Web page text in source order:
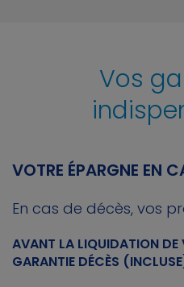
Vos
VOTRE ÉPARGNE EN
En cas de décès, vos
AVANT LA LIQUIDATION DE
GARANTIE DÉCÈS